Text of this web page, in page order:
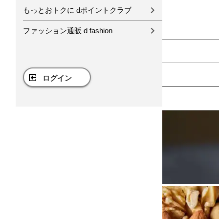
もっとおトクに dポイントクラブ
ファッション通販 d fashion
ログイン